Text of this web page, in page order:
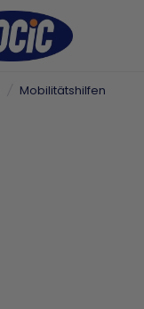
Mobilitätshilfen